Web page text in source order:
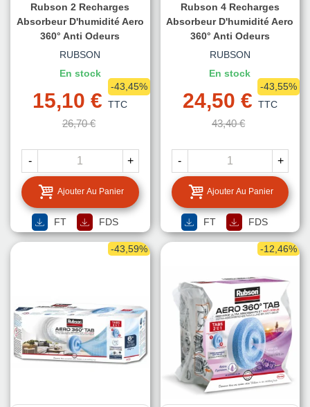
Rubson 2 Recharges
Absorbeur D'humidité Aero
360° Anti Odeurs
RUBSON
En stock
15,10 € TTC
26,70 €
-43,45%
- +
Ajouter Au Panier
FT FDS
Rubson 4 Recharges
Absorbeur D'humidité Aero
360° Anti Odeurs
RUBSON
En stock
24,50 € TTC
43,40 €
-43,55%
- +
Ajouter Au Panier
FT FDS
-43,59% -12,46%